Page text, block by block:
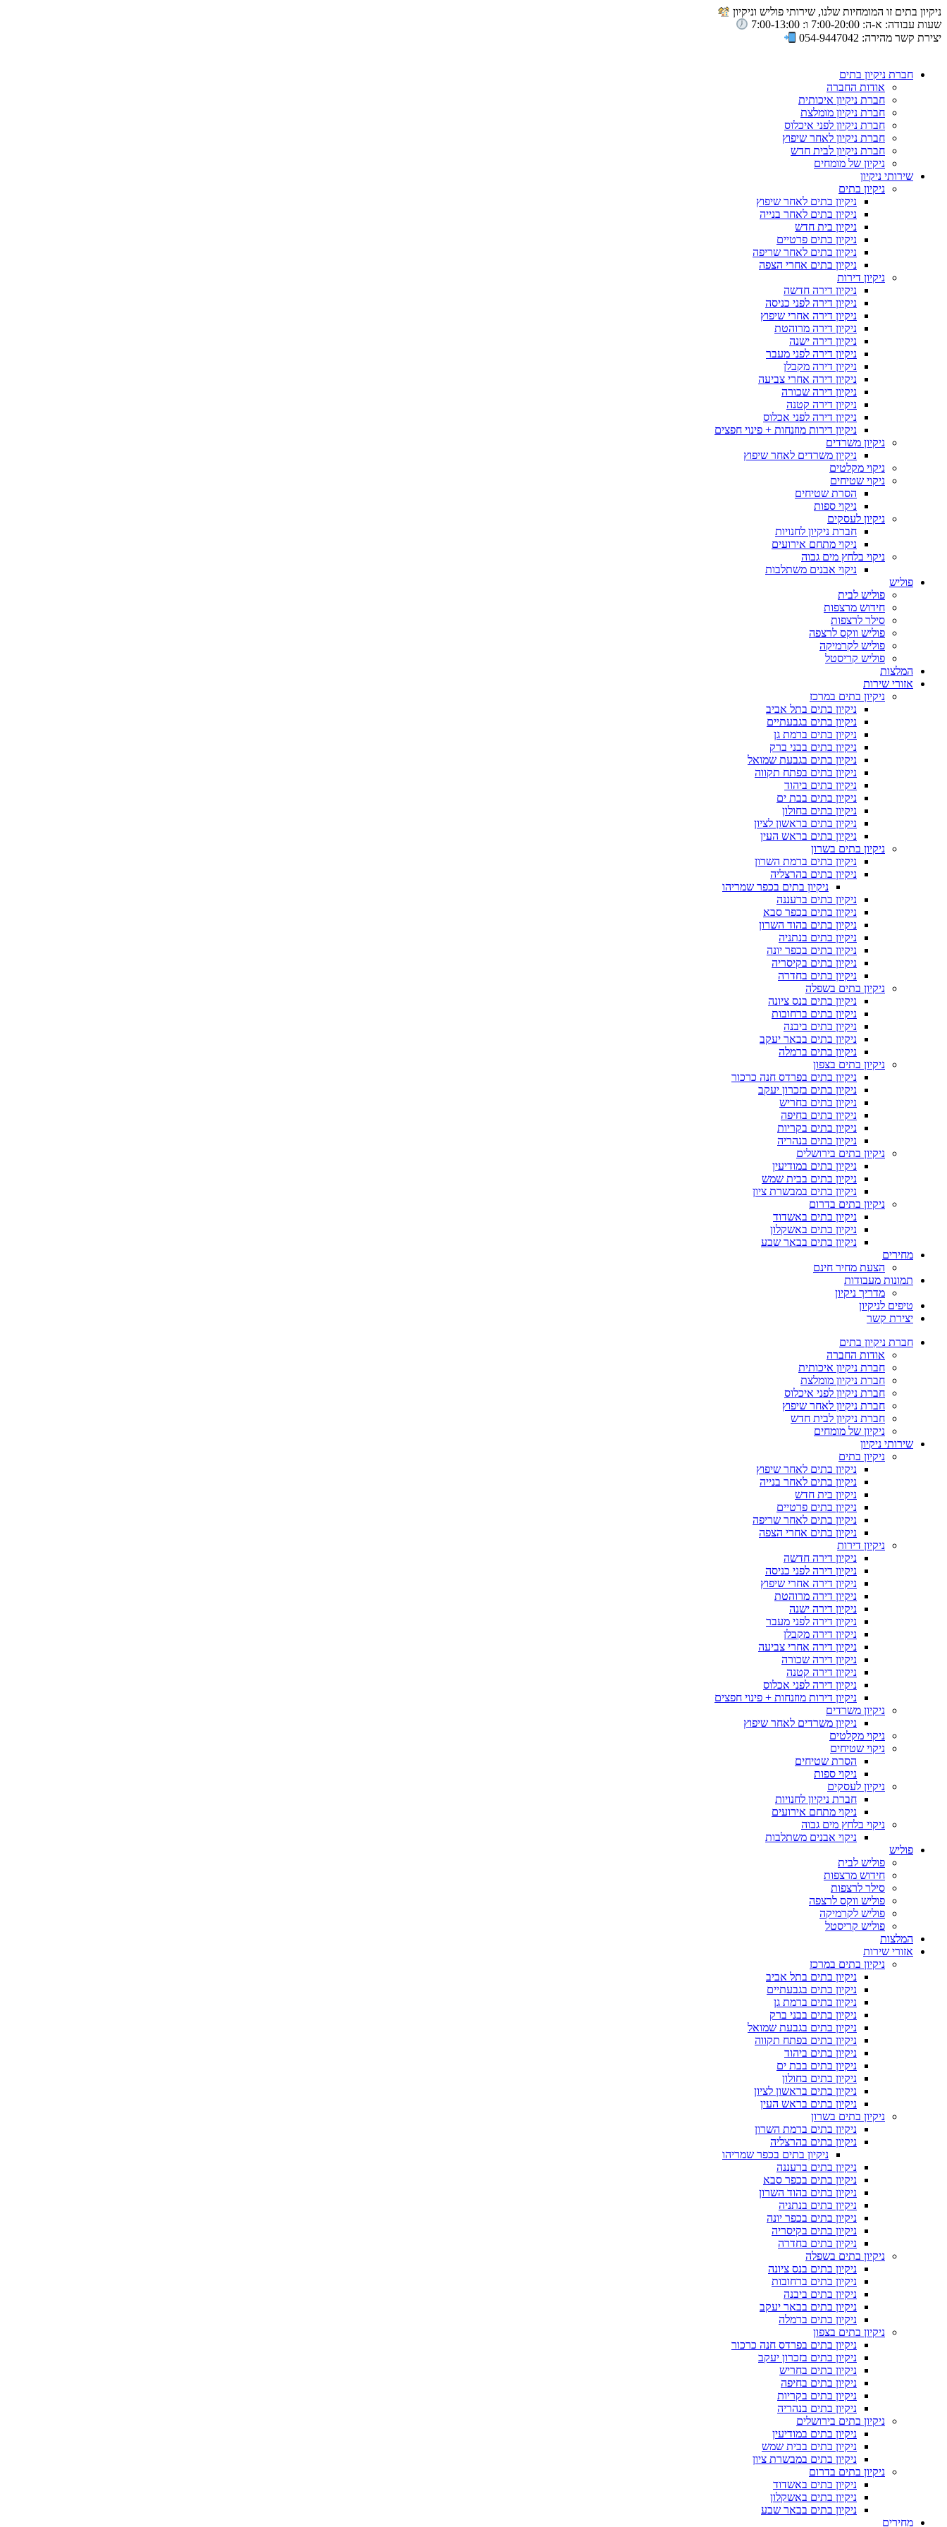
ניקיון בתים זו המומחיות שלנו, שירותי פוליש וניקיון
שעות עבודה: א-ה: 7:00-20:00 ו: 7:00-13:00
יצירת קשר מהירה: 054-9447042
חברת ניקיון בתים
אודות החברה
חברת ניקיון איכותית
חברת ניקיון מומלצת
חברת ניקיון לפני איכלוס
חברת ניקיון לאחר שיפוץ
חברת ניקיון לבית חדש
ניקיון של מומחים
שירותי ניקיון
ניקיון בתים
ניקיון בתים לאחר שיפוץ
ניקיון בתים לאחר בנייה
ניקיון בית חדש
ניקיון בתים פרטיים
ניקיון בתים לאחר שריפה
ניקיון בתים אחרי הצפה
ניקיון דירות
ניקיון דירה חדשה
ניקיון דירה לפני כניסה
ניקיון דירה אחרי שיפוץ
ניקיון דירה מרוהטת
ניקיון דירה ישנה
ניקיון דירה לפני מעבר
ניקיון דירה מקבלן
ניקיון דירה אחרי צביעה
ניקיון דירה שכורה
ניקיון דירה קטנה
ניקיון דירה לפני אכלוס
ניקיון דירות מוזנחות + פינוי חפצים
ניקיון משרדים
ניקיון משרדים לאחר שיפוץ
ניקוי מקלטים
ניקוי שטיחים
הסרת שטיחים
ניקוי ספות
ניקיון לעסקים
חברת ניקיון לחנויות
ניקוי מתחם אירועים
ניקוי בלחץ מים גבוה
ניקוי אבנים משתלבות
פוליש
פוליש לבית
חידוש מרצפות
סילר לרצפות
פוליש ווקס לרצפה
פוליש לקרמיקה
פוליש קריסטל
המלצות
אזורי שירות
ניקיון בתים במרכז
ניקיון בתים בתל אביב
ניקיון בתים בגבעתיים
ניקיון בתים ברמת גן
ניקיון בתים בבני ברק
ניקיון בתים בגבעת שמואל
ניקיון בתים בפתח תקווה
ניקיון בתים ביהוד
ניקיון בתים בבת ים
ניקיון בתים בחולון
ניקיון בתים בראשון לציון
ניקיון בתים בראש העין
ניקיון בתים בשרון
ניקיון בתים ברמת השרון
ניקיון בתים בהרצליה
ניקיון בתים בכפר שמריהו
ניקיון בתים ברעננה
ניקיון בתים בכפר סבא
ניקיון בתים בהוד השרון
ניקיון בתים בנתניה
ניקיון בתים בכפר יונה
ניקיון בתים בקיסריה
ניקיון בתים בחדרה
ניקיון בתים בשפלה
ניקיון בתים בנס ציונה
ניקיון בתים ברחובות
ניקיון בתים ביבנה
ניקיון בתים בבאר יעקב
ניקיון בתים ברמלה
ניקיון בתים בצפון
ניקיון בתים בפרדס חנה כרכור
ניקיון בתים בזכרון יעקב
ניקיון בתים בחריש
ניקיון בתים בחיפה
ניקיון בתים בקריות
ניקיון בתים בנהריה
ניקיון בתים בירושלים
ניקיון בתים במודיעין
ניקיון בתים בבית שמש
ניקיון בתים במבשרת ציון
ניקיון בתים בדרום
ניקיון בתים באשדוד
ניקיון בתים באשקלון
ניקיון בתים בבאר שבע
מחירים
הצעת מחיר חינם
תמונות מעבודות
מדריך ניקיון
טיפים לניקיון
יצירת קשר
חברת ניקיון בתים
אודות החברה
חברת ניקיון איכותית
חברת ניקיון מומלצת
חברת ניקיון לפני איכלוס
חברת ניקיון לאחר שיפוץ
חברת ניקיון לבית חדש
ניקיון של מומחים
שירותי ניקיון
ניקיון בתים
ניקיון בתים לאחר שיפוץ
ניקיון בתים לאחר בנייה
ניקיון בית חדש
ניקיון בתים פרטיים
ניקיון בתים לאחר שריפה
ניקיון בתים אחרי הצפה
ניקיון דירות
ניקיון דירה חדשה
ניקיון דירה לפני כניסה
ניקיון דירה אחרי שיפוץ
ניקיון דירה מרוהטת
ניקיון דירה ישנה
ניקיון דירה לפני מעבר
ניקיון דירה מקבלן
ניקיון דירה אחרי צביעה
ניקיון דירה שכורה
ניקיון דירה קטנה
ניקיון דירה לפני אכלוס
ניקיון דירות מוזנחות + פינוי חפצים
ניקיון משרדים
ניקיון משרדים לאחר שיפוץ
ניקוי מקלטים
ניקוי שטיחים
הסרת שטיחים
ניקוי ספות
ניקיון לעסקים
חברת ניקיון לחנויות
ניקוי מתחם אירועים
ניקוי בלחץ מים גבוה
ניקוי אבנים משתלבות
פוליש
פוליש לבית
חידוש מרצפות
סילר לרצפות
פוליש ווקס לרצפה
פוליש לקרמיקה
פוליש קריסטל
המלצות
אזורי שירות
ניקיון בתים במרכז
ניקיון בתים בתל אביב
ניקיון בתים בגבעתיים
ניקיון בתים ברמת גן
ניקיון בתים בבני ברק
ניקיון בתים בגבעת שמואל
ניקיון בתים בפתח תקווה
ניקיון בתים ביהוד
ניקיון בתים בבת ים
ניקיון בתים בחולון
ניקיון בתים בראשון לציון
ניקיון בתים בראש העין
ניקיון בתים בשרון
ניקיון בתים ברמת השרון
ניקיון בתים בהרצליה
ניקיון בתים בכפר שמריהו
ניקיון בתים ברעננה
ניקיון בתים בכפר סבא
ניקיון בתים בהוד השרון
ניקיון בתים בנתניה
ניקיון בתים בכפר יונה
ניקיון בתים בקיסריה
ניקיון בתים בחדרה
ניקיון בתים בשפלה
ניקיון בתים בנס ציונה
ניקיון בתים ברחובות
ניקיון בתים ביבנה
ניקיון בתים בבאר יעקב
ניקיון בתים ברמלה
ניקיון בתים בצפון
ניקיון בתים בפרדס חנה כרכור
ניקיון בתים בזכרון יעקב
ניקיון בתים בחריש
ניקיון בתים בחיפה
ניקיון בתים בקריות
ניקיון בתים בנהריה
ניקיון בתים בירושלים
ניקיון בתים במודיעין
ניקיון בתים בבית שמש
ניקיון בתים במבשרת ציון
ניקיון בתים בדרום
ניקיון בתים באשדוד
ניקיון בתים באשקלון
ניקיון בתים בבאר שבע
מחירים